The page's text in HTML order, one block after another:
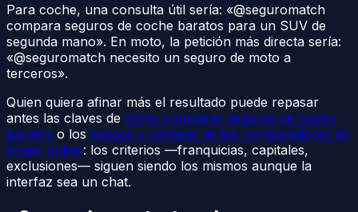
Para coche, una consulta útil sería: «@seguromatch
compara seguros de coche baratos para un SUV de
segunda mano». En moto, la petición más directa sería:
«@seguromatch necesito un seguro de moto a
terceros».
Quien quiera afinar más el resultado puede repasar
antes las claves de cómo comparar seguros de coche
baratos o los riesgos y ventajas de los comparadores de
hogar online: los criterios —franquicias, capitales,
exclusiones— siguen siendo los mismos aunque la
interfaz sea un chat.